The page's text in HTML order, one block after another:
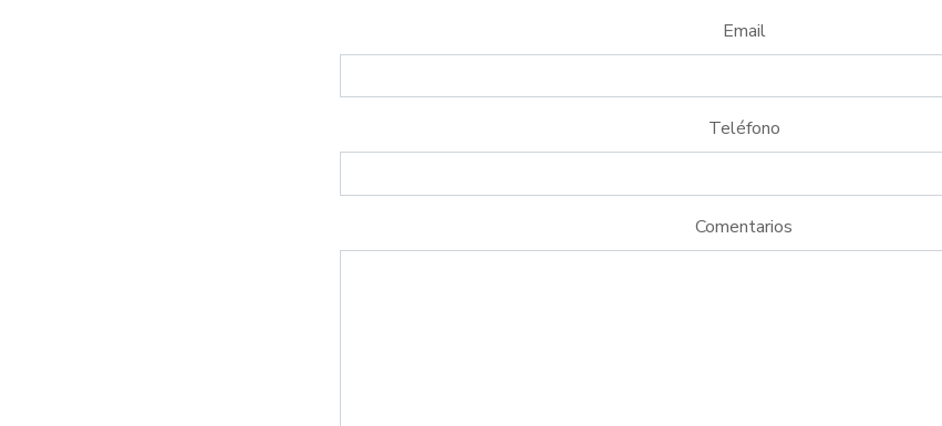
Email
Teléfono
Comentarios